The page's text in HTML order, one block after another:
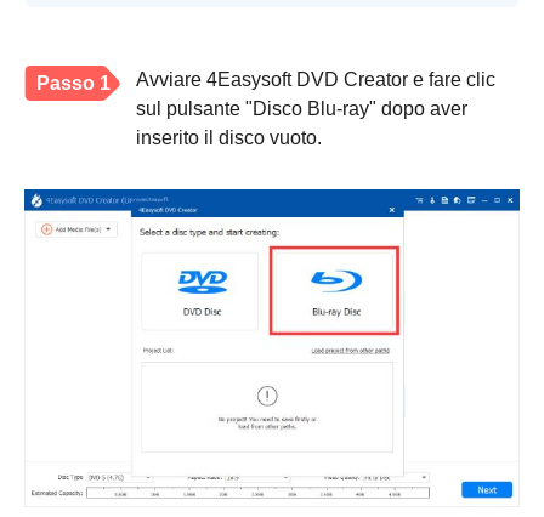
Passo 1
Avviare 4Easysoft DVD Creator e fare clic
sul pulsante "Disco Blu-ray" dopo aver
inserito il disco vuoto.